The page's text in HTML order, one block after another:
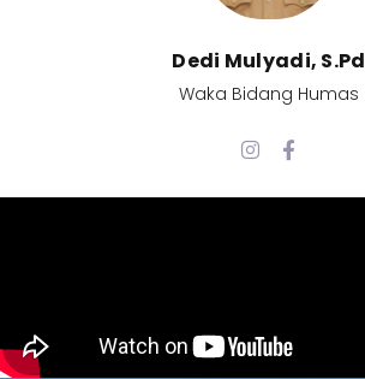
Dedi Mulyadi, S.Pd​
Waka Bidang Humas